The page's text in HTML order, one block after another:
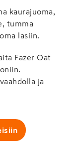
kaurajuoma,
tumma
lasiin.
Fazer Oat
ja